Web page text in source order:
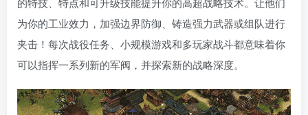
为你的工业效力，加强边界防御、铸造强力武器或组队进行
夹击！每次战役任务、小规模游戏和多玩家战斗都意味着你
可以指挥一系列新的军阀，并探索新的战略深度。